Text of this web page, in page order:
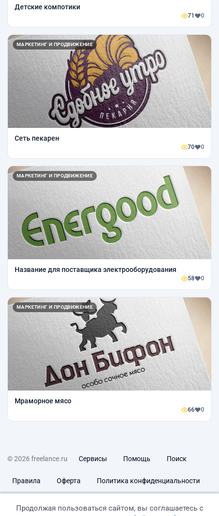
Детские компотики
71 0
МАРКЕТИНГ И ПРОДВИЖЕНИЕ
Сеть пекарен
70 0
МАРКЕТИНГ И ПРОДВИЖЕНИЕ
Название для поставщика электрооборудования
58 0
МАРКЕТИНГ И ПРОДВИЖЕНИЕ
Мраморное мясо
66 0
© 2026 freelance.ru Сервисы Помощь Поиск
Правила Оферта Политика конфиденциальности
Продолжая пользоваться сайтом, вы соглашаетесь с